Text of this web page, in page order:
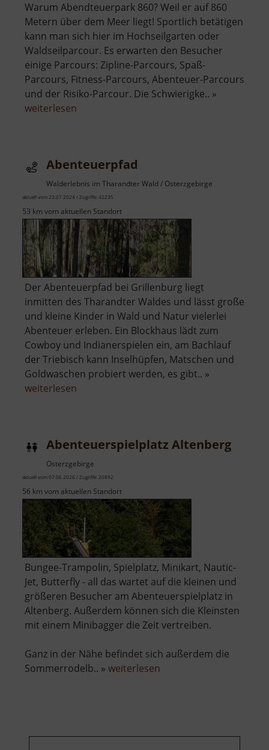
Warum Abendteuerpark 860? Weil er auf 860
Metern über dem Meer liegt! Sportlich betätigen
kann man sich hier im Hochseilgarten oder
Waldseilparcour. Es erwarten den Besucher
einige Parcours: Zipline-Parcours, Spaß-
Parcours, Fitness-Parcours, Abenteuer-Parcours
und der Risiko-Parcour. Die Schwierigke.. »
weiterlesen
Abenteuerpfad
Walderlebnis im Tharandter Wald / Osterzgebirge
aktuell vom 23.07.2024 / Zugriffe: 42235
53 km vom aktuellen Standort
Der Abenteuerpfad bei Grillenburg liegt
inmitten des Tharandter Waldes und lässt große
und kleine Kinder in Wald und Natur vielerlei
Abenteuer erleben. Ein Blockhaus lädt zum
Cowboy und Indianerspielen ein, am Bachlauf
der Triebisch kann Inselhüpfen, Matschen und
Goldwaschen probiert werden, es gibt.. »
weiterlesen
Abenteuerspielplatz Altenberg
Osterzgebirge
aktuell vom 07.06.2026 / Zugriffe: 20892
56 km vom aktuellen Standort
Bungee-Trampolin, Spielplatz, Minikart, Nautic-
Jet, Butterfly - all das wartet auf die kleinen und
größeren Besucher am Abenteuerspielplatz in
Altenberg. Außerdem können sich die Kleinsten
mit einem Minibagger die Zeit vertreiben.
Ganz in der Nähe befindet sich außerdem die
Sommerrodelb.. » weiterlesen